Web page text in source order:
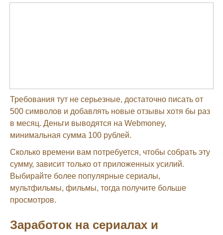
Требования тут не серьезные, достаточно писать от
500 символов и добавлять новые отзывы хотя бы раз
в месяц. Деньги выводятся на Webmoney,
минимальная сумма 100 рублей.
Сколько времени вам потребуется, чтобы собрать эту
сумму, зависит только от приложенных усилий.
Выбирайте более популярные сериалы,
мультфильмы, фильмы, тогда получите больше
просмотров.
Заработок на сериалах и